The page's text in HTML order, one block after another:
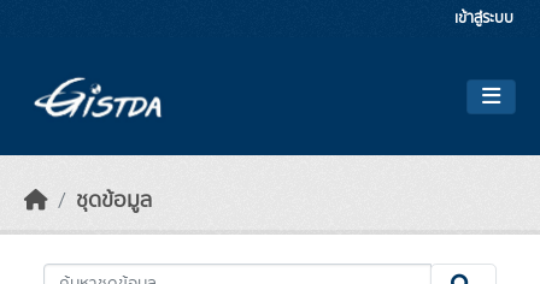
เข้าสู่ระบบ
ชุดข้อมูล